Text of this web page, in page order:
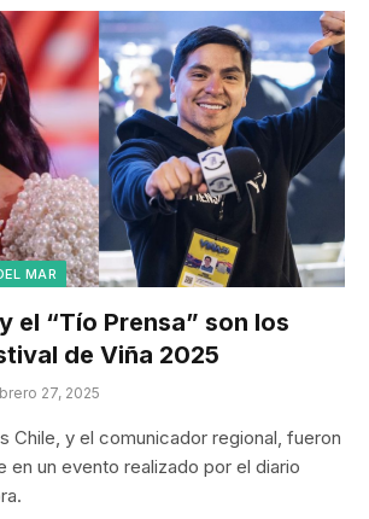
MAR
el “Tío Prensa” son los
de Viña 2025
27, 2025
Chile, y el comunicador regional, fueron
en un evento realizado por el diario